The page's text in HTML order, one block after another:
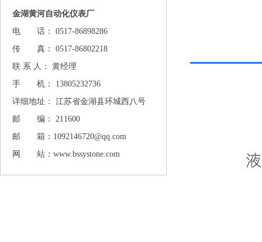
金湖黄河自动化仪表厂
电 话： 0517-86898286
传 真： 0517-86802218
联 系 人： 黄经理
手 机： 13805232736
详细地址： 江苏省金湖县环城西八号
邮 编： 211600
邮 箱：1092146720@qq.com
网 站：www.bssystone.com